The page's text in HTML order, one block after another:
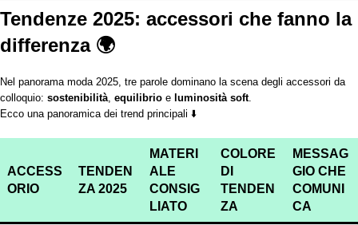
Tendenze 2025: accessori che fanno la
differenza 🌍
Nel panorama moda 2025, tre parole dominano la scena degli accessori da
colloquio: sostenibilità equilibrio e luminosità soft.
Ecco una panoramica dei trend principali ⬇️
ACCESS
ORIO
TENDEN
ZA 2025
MATERI
ALE
CONSIG
LIATO
COLORE
DI
TENDEN
ZA
MESSAG
GIO CHE
COMUNI
CA